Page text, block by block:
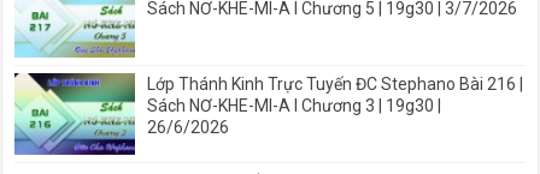
Sách NƠ-KHE-MI-A I Chương 5 | 19g30 | 3/7/2026
Lớp Thánh Kinh Trực Tuyến ĐC Stephano Bài 216 |
Sách NƠ-KHE-MI-A I Chương 3 | 19g30 |
26/6/2026